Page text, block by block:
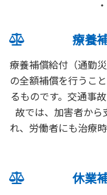
療養
療養補償給付（通勤
の全額補償を行うこ
るものです。交通事
故では、加害者から
れ、労働者にも治療
休業